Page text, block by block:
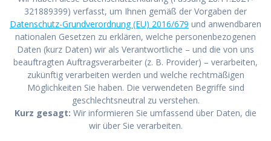
321889399) verfasst, um Ihnen gemäß der Vorgaben der
Datenschutz-Grundverordnung (EU) 2016/679 und anwendbaren
nationalen Gesetzen zu erklären, welche personenbezogenen
Daten (kurz Daten) wir als Verantwortliche – und die von uns
beauftragten Auftragsverarbeiter (z. B. Provider) – verarbeiten,
zukünftig verarbeiten werden und welche rechtmäßigen
Möglichkeiten Sie haben. Die verwendeten Begriffe sind
geschlechtsneutral zu verstehen.
Kurz gesagt: Wir informieren Sie umfassend über Daten, die
wir über Sie verarbeiten.